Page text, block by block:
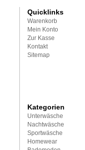
Quicklinks
Warenkorb
Mein Konto
Zur Kasse
Kontakt
Sitemap
Kategorien
Unterwäsche
Nachtwäsche
Sportwäsche
Homewear